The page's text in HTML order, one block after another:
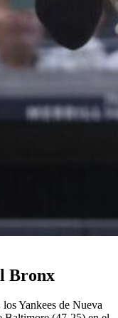
Bronx
Yankees de Nueva